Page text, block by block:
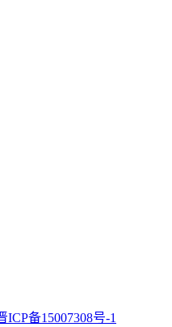
ICP备15007308号-1